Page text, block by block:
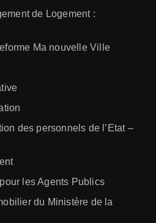
de Logement :
Ma nouvelle Ville
des personnels de l’Etat –
les Agents Publics
du Ministère de la